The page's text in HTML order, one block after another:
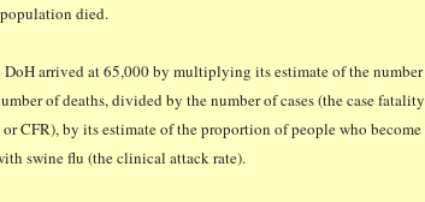
died.
DoH arrived at 65,000 by multiplying its estimate of the number
of deaths, divided by the number of cases (the case fatality
or CFR), by its estimate of the proportion of people who become
swine flu (the clinical attack rate).